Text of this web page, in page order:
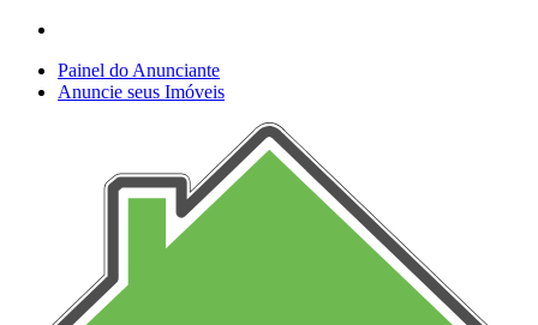
Painel do Anunciante
Anuncie seus Imóveis